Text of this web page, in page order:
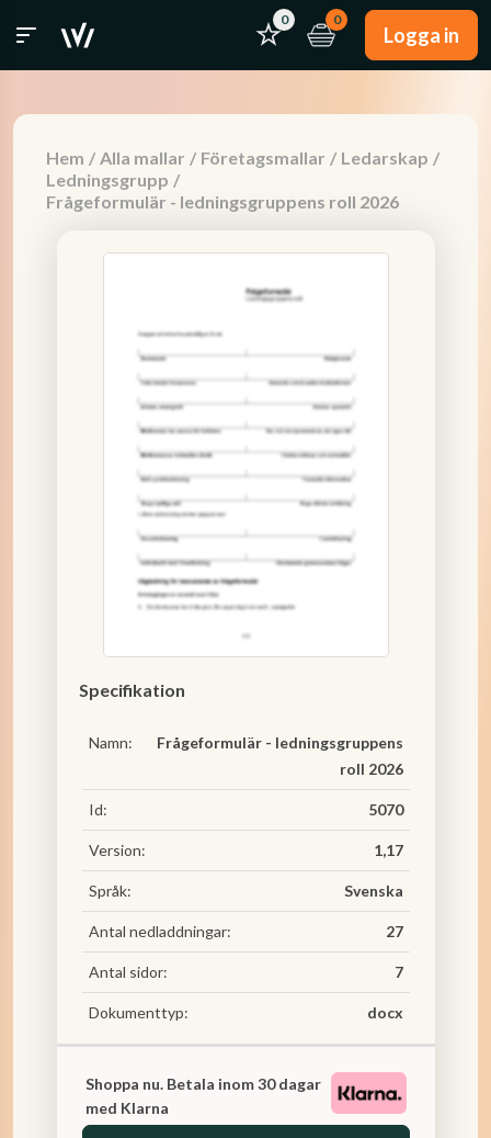
0 0
Logga in
Hem / Alla mallar / Företagsmallar / Ledarskap /
Ledningsgrupp /
Frågeformulär - ledningsgruppens roll 2026
Specifikation
Namn:
Frågeformulär - ledningsgruppens
roll 2026
Id: 5070
Version: 1,17
Språk: Svenska
Antal nedladdningar: 27
Antal sidor: 7
Dokumenttyp: docx
Shoppa nu. Betala inom 30 dagar
med Klarna